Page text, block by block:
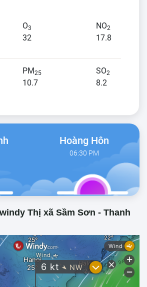
O3
32
NO2
17.8
PM25
10.7
SO2
8.2
Hoàng Hôn
06:30 PM
Thị xã Sầm Sơn - Thanh